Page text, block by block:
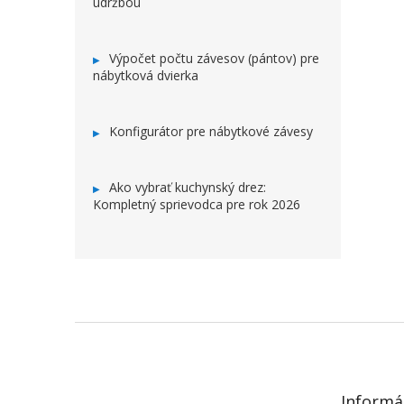
Výpočet počtu závesov (pántov) pre
nábytková dvierka
Konfigurátor pre nábytkové závesy
Ako vybrať kuchynský drez:
Kompletný sprievodca pre rok 2026